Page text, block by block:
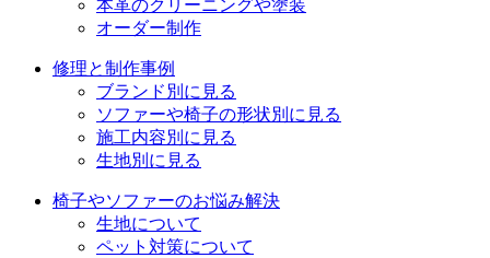
本革のクリーニングや塗装
オーダー制作
修理と制作事例
ブランド別に見る
ソファーや椅子の形状別に見る
施工内容別に見る
生地別に見る
椅子やソファーのお悩み解決
生地について
ペット対策について